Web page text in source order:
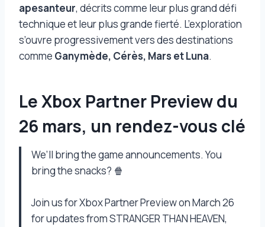
apesanteur, décrits comme leur plus grand défi
technique et leur plus grande fierté. L’exploration
s’ouvre progressivement vers des destinations
comme Ganymède, Cérès, Mars et Luna.
Le Xbox Partner Preview du
26 mars, un rendez-vous clé
We’ll bring the game announcements. You
bring the snacks? 🍿
Join us for Xbox Partner Preview on March 26
for updates from STRANGER THAN HEAVEN,